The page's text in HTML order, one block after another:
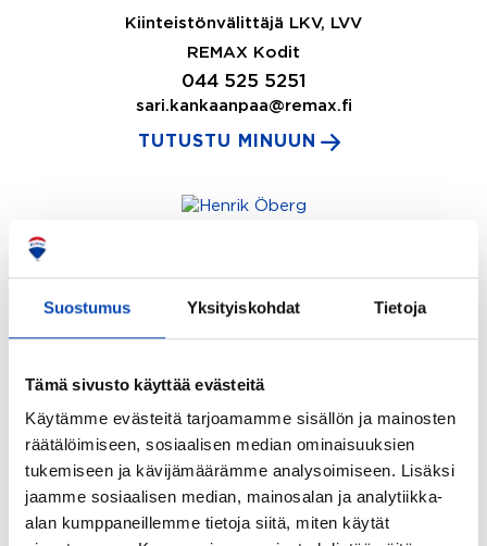
Suostumus Yksityiskohdat Tietoja
Tämä sivusto käyttää evästeitä
Käytämme evästeitä tarjoamamme sisällön ja mainosten
räätälöimiseen, sosiaalisen median ominaisuuksien
tukemiseen ja kävijämäärämme analysoimiseen. Lisäksi
jaamme sosiaalisen median, mainosalan ja analytiikka-
alan kumppaneillemme tietoja siitä, miten käytät
Kiinteistönvälittäjä LKV, LVV
REMAX Kodit
044 525 5251
sari.kankaanpaa@remax.fi
TUTUSTU MINUUN
REMAX Strand
040 6808 158
Markus Mustonen